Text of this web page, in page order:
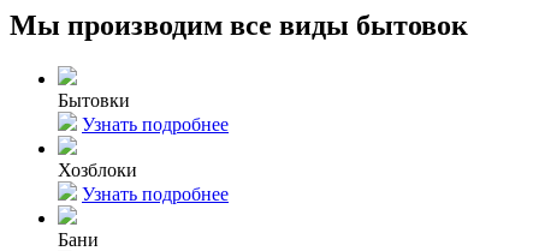
Мы производим все виды бытовок
Бытовки
Узнать подробнее
Хозблоки
Узнать подробнее
Бани